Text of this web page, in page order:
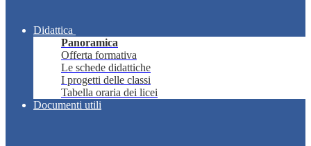
Didattica
Panoramica
Offerta formativa
Le schede didattiche
I progetti delle classi
Tabella oraria dei licei
Documenti utili